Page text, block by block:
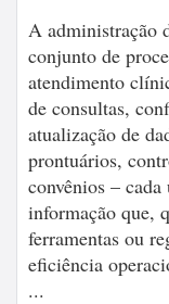
A administração
conjunto de
atendimento
de consultas,
atualização de
prontuários,
convênios – cada
informação que,
ferramentas ou
eficiência
...